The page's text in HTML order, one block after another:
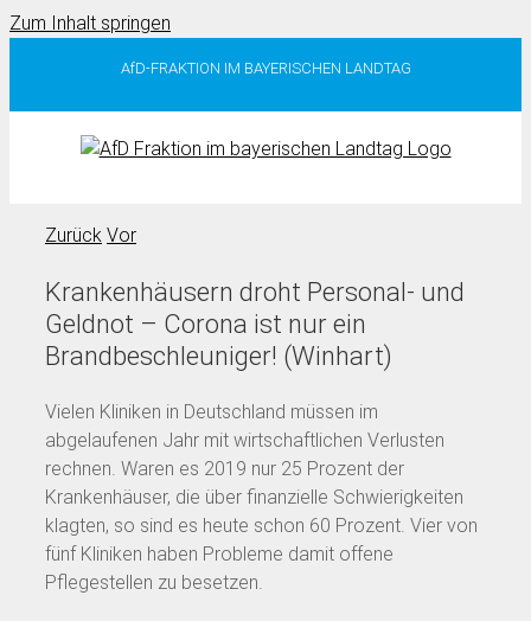
Zum Inhalt springen
AfD-FRAKTION IM BAYERISCHEN LANDTAG
Zurück Vor
Krankenhäusern droht Personal- und
Geldnot – Corona ist nur ein
Brandbeschleuniger! (Winhart)
Vielen Kliniken in Deutschland müssen im
abgelaufenen Jahr mit wirtschaftlichen Verlusten
rechnen. Waren es 2019 nur 25 Prozent der
Krankenhäuser, die über finanzielle Schwierigkeiten
klagten, so sind es heute schon 60 Prozent. Vier von
fünf Kliniken haben Probleme damit offene
Pflegestellen zu besetzen.